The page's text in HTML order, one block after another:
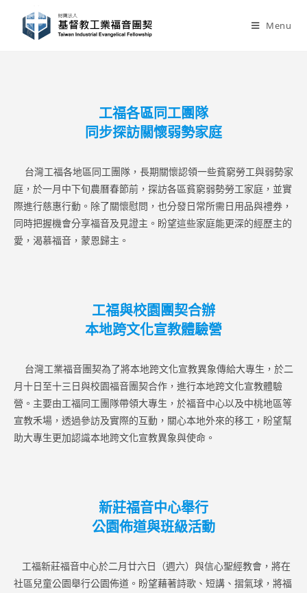
content
Menu
工福各區同工團隊
同步探訪關懷弱勢家庭
台灣工福各地區同工團隊，長期關懷認領一些貧窮勞工與弱勢家
庭，於一月中下旬農曆春節前，探訪各區貧窮弱勢勞工家庭，並實
際進行慈惠行動。除了關懷慰問，也分發日常所需日用品與禮券，
同時把握機會分享福音及見證主。盼望這些家庭能更深的經歷主的
愛，渴慕福音，蒙恩歸主。
工福與校園團契合辦
本地跨文化宣教體驗營
台灣工業福音團契為了將本地跨文化宣教異象傳給大專生，於二
月十日至十三日與校園福音團契合作，進行本地跨文化宣教體驗
營。主要由工福同工團隊帶領大專生，於福音中心以及中桃地區等
宣教禾場，透過參訪及實際的互動，關心本地外來的移工，盼望幫
助大專生更加認識本地跨文化宣教異象與使命。
新莊福音中心舉行
公園佈道與班級活動
工福新莊福音中心於二月廿六日（週六）與信心聖經教會，將在
社區兒童公園舉行公園佈道。盼望藉著詩歌、短講、摺氣球，將福